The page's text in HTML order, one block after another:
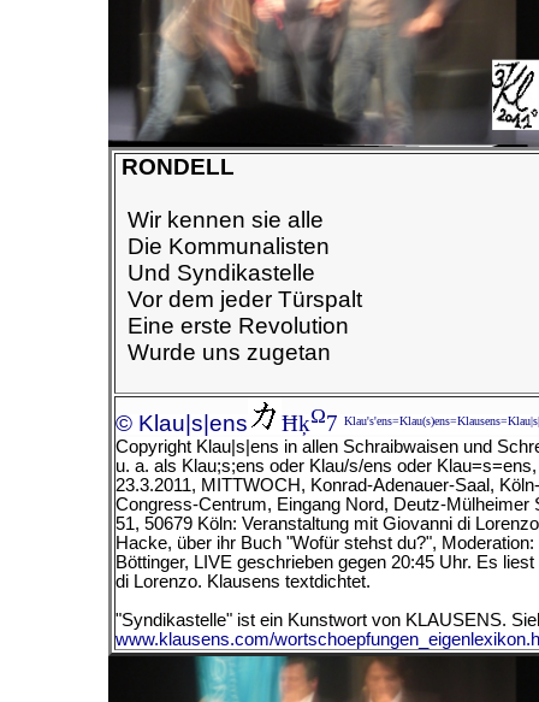
RONDELL
Wir kennen sie alle
Die Kommunalisten
Und Syndikastelle
Vor dem jeder Türspalt
Eine erste Revolution
Wurde uns zugetan
© Klau|s|ens ĦķΩ7
Copyright Klau|s|ens in allen Schraibwaisen und
u. a. als Klau;s;ens oder Klau/s/ens oder
23.3.2011, MITTWOCH, Konrad-Adenauer-Saal,
Congress-Centrum, Eingang Nord, Deutz-Mülheimer
51, 50679 Köln: Veranstaltung mit Giovanni di
Hacke, über ihr Buch "Wofür stehst du?", Moderation:
Böttinger, LIVE geschrieben gegen 20:45 Uhr. Es
di Lorenzo. Klausens textdichtet.
"Syndikastelle" ist ein Kunstwort von KLAUSENS.
www.klausens.com/